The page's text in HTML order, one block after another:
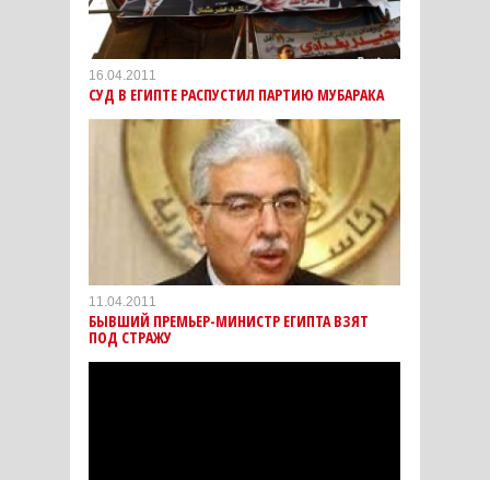
16.04.2011
СУД В ЕГИПТЕ РАСПУСТИЛ ПАРТИЮ МУБАРАКА
11.04.2011
БЫВШИЙ ПРЕМЬЕР-МИНИСТР ЕГИПТА ВЗЯТ
ПОД СТРАЖУ